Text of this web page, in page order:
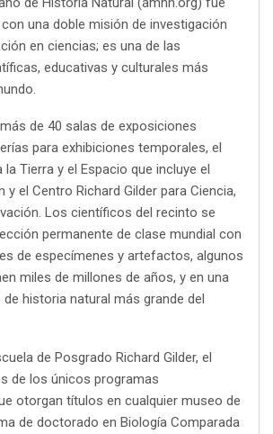
una doble misión de investigación
en ciencias; es una de las
educativas y culturales más
de 40 salas de exposiciones
para exhibiciones temporales, el
Tierra y el Espacio que incluye el
y el Centro Richard Gilder para Ciencia,
Los científicos del recinto se
permanente de clase mundial con
de especímenes y artefactos, algunos
miles de millones de años, y en una
historia natural más grande del
de Posgrado Richard Gilder, el
de los únicos programas
otorgan títulos en cualquier museo de
de doctorado en Biología Comparada